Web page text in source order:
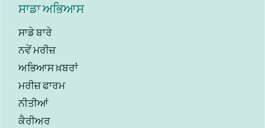
ਸਾਡਾ ਅਭਿਆਸ
ਸਾਡੇ ਬਾਰੇ
ਨਵੇਂ ਮਰੀਜ਼
ਅਭਿਆਸ ਖ਼ਬਰਾਂ
ਮਰੀਜ਼ ਫਾਰਮ
ਨੀਤੀਆਂ
ਕੈਰੀਅਰ